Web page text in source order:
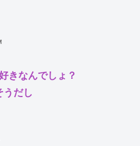
きなんでしょ？
うだし